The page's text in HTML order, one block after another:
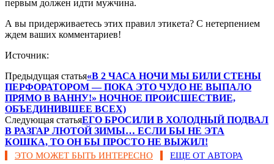
первым должен идти мужчина.
А вы придерживаетесь этих правил этикета? С нетерпением
ждем ваших комментариев!
Источник:
Предыдущая статья«В 2 ЧАСА НОЧИ МЫ БИЛИ СТЕНЫ
ПЕРФОРАТОРОМ — ПОКА ЭТО ЧУДО НЕ ВЫПАЛО
ПРЯМО В ВАННУ!» НОЧНОЕ ПРОИСШЕСТВИЕ,
ОБЪЕДИНИВШЕЕ ВСЕХ)
Следующая статьяЕГО БРОСИЛИ В ХОЛОДНЫЙ ПОДВАЛ
В РАЗГАР ЛЮТОЙ ЗИМЫ… ЕСЛИ БЫ НЕ ЭТА
КОШКА, ТО ОН БЫ ПРОСТО НЕ ВЫЖИЛ!
ЭТО МОЖЕТ БЫТЬ ИНТЕРЕСНО ЕЩЕ ОТ АВТОРА